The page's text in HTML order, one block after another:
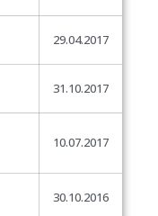
29.04.2017
31.10.2017
10.07.2017
30.10.2016